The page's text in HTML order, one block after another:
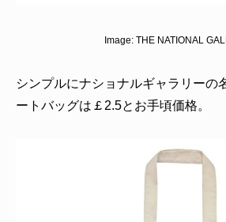
Image: THE NATIONAL
シンプルにナショナルギャラリーの
ートバッグは￡2.5とお手頃価格。